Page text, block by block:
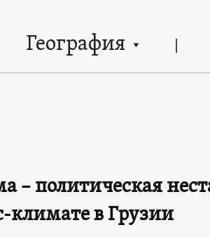
География
– политическая
климате в Грузии